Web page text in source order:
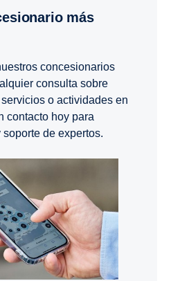
concesionarios
consulta sobre
o actividades en
contacto hoy para
de expertos.